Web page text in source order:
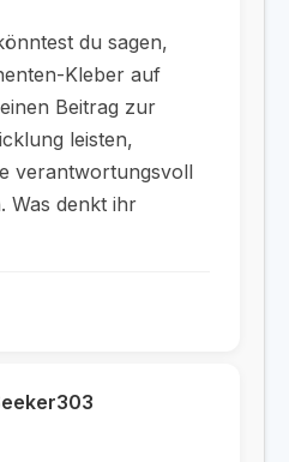
du sagen,
Kleber auf
Beitrag zur
leisten,
verantwortungsvoll
Was denkt ihr